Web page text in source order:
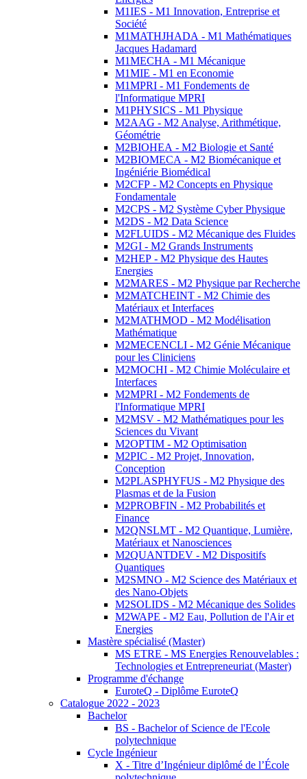
M1IES - M1 Innovation, Entreprise et
Société
M1MATHJHADA - M1 Mathématiques
Jacques Hadamard
M1MECHA - M1 Mécanique
M1MIE - M1 en Economie
M1MPRI - M1 Fondements de
l'Informatique MPRI
M1PHYSICS - M1 Physique
M2AAG - M2 Analyse, Arithmétique,
Géométrie
M2BIOHEA - M2 Biologie et Santé
M2BIOMECA - M2 Biomécanique et
Ingéniérie Biomédical
M2CFP - M2 Concepts en Physique
Fondamentale
M2CPS - M2 Système Cyber Physique
M2DS - M2 Data Science
M2FLUIDS - M2 Mécanique des Fluides
M2GI - M2 Grands Instruments
M2HEP - M2 Physique des Hautes
Energies
M2MARES - M2 Physique par Recherche
M2MATCHEINT - M2 Chimie des
Matériaux et Interfaces
M2MATHMOD - M2 Modélisation
Mathématique
M2MECENCLI - M2 Génie Mécanique
pour les Cliniciens
M2MOCHI - M2 Chimie Moléculaire et
Interfaces
M2MPRI - M2 Fondements de
l'Informatique MPRI
M2MSV - M2 Mathématiques pour les
Sciences du Vivant
M2OPTIM - M2 Optimisation
M2PIC - M2 Projet, Innovation,
Conception
M2PLASPHYFUS - M2 Physique des
Plasmas et de la Fusion
M2PROBFIN - M2 Probabilités et
Finance
M2QNSLMT - M2 Quantique, Lumière,
Matériaux et Nanosciences
M2QUANTDEV - M2 Dispositifs
Quantiques
M2SMNO - M2 Science des Matériaux et
des Nano-Objets
M2SOLIDS - M2 Mécanique des Solides
M2WAPE - M2 Eau, Pollution de l'Air et
Energies
Mastère spécialisé (Master)
MS ETRE - MS Energies Renouvelables :
Technologies et Entrepreneuriat (Master)
Programme d'échange
EuroteQ - Diplôme EuroteQ
Catalogue 2022 - 2023
Bachelor
BS - Bachelor of Science de l'Ecole
polytechnique
Cycle Ingénieur
X - Titre d’Ingénieur diplômé de l’École